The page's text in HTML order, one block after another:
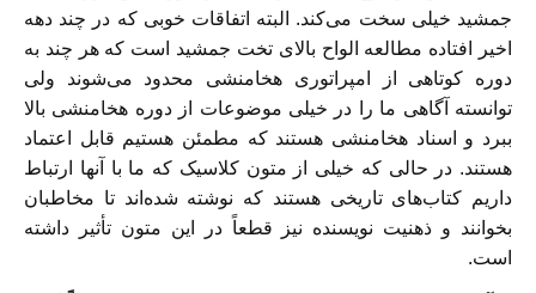
جمشید خیلی سخت می‌کند. البته اتفاقات خوبی که در چند دهه
اخیر افتاده مطالعه الواح بالای تخت جمشید است که هر چند به
دوره کوتاهی از امپراتوری هخامنشی محدود می‌شوند ولی
توانسته آگاهی ما را در خیلی موضوعات از دوره هخامنشی بالا
ببرد و اسناد هخامنشی هستند که مطمئن هستیم قابل اعتماد
هستند. در حالی که خیلی از متون کلاسیک که ما با آنها ارتباط
داریم کتاب‌های تاریخی هستند که نوشته شده‌اند تا مخاطبان
بخوانند و ذهنیت نویسنده نیز قطعاً در این متون تأثیر داشته
است.